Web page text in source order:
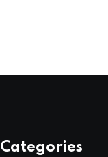
Categories